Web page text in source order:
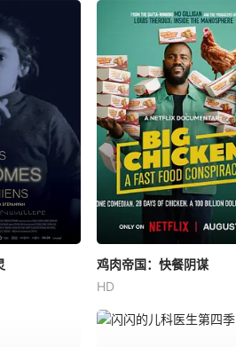
鸡肉帝国：快餐阴谋
HD